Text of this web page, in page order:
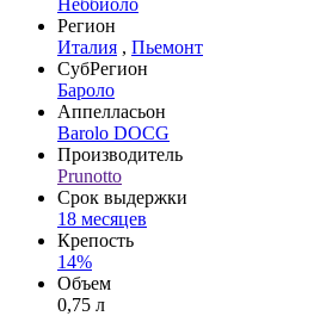
Регион
Италия , Пьемонт
СубРегион
Бароло
Аппелласьон
Barolo DOCG
Производитель
Prunotto
Срок выдержки
18 месяцев
Крепость
14%
Объем
0,75 л